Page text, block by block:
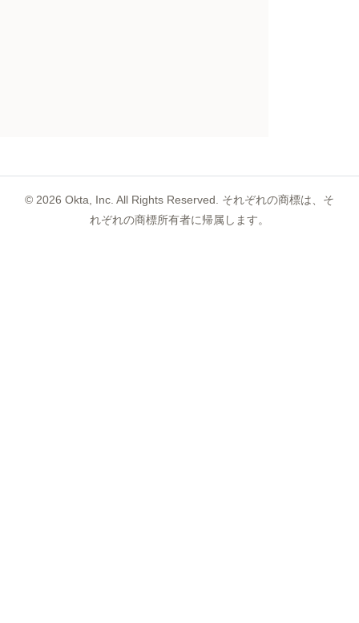
© 2026 Okta, Inc. All Rights Reserved. それぞれの商標は、そ
れぞれの商標所有者に帰属します。